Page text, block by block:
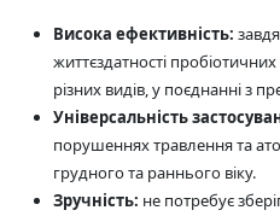
Висока ефективність:
життєздатності
різних видів, у поєднанні з
Універсальність
порушеннях травлення та
грудного та раннього віку.
Зручність: не потребує